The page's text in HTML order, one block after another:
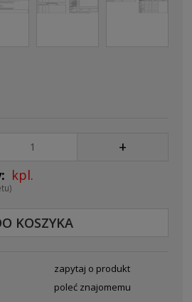
+
kpl.
KOSZYKA
zapytaj o produkt
poleć znajomemu